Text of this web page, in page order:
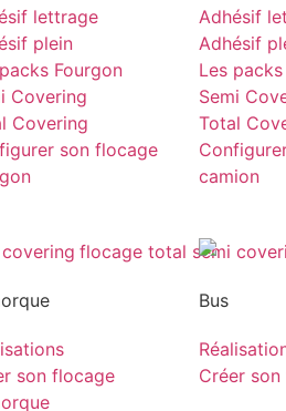
lettrage
plein
Fourgon
Covering
Covering
son flocage
Adhésif
Adhésif
Les
Semi
Total
camion
son flocage
Bus
Créer